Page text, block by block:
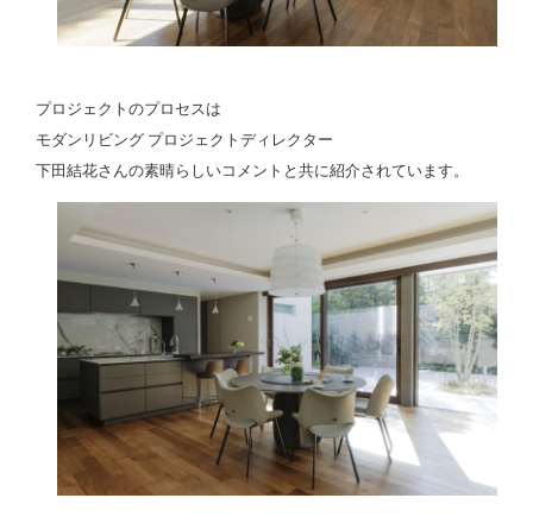
プロジェクトのプロセスは
モダンリビング プロジェクトディレクター
下田結花さんの素晴らしいコメントと共に紹介されています。